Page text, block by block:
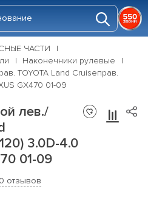
ЧАСТИ
Наконечники рулевые
TOYOTA Land Cruiseправ.
GX470 01-09
лев./
3.0D-4.0
01-09
0 отзывов